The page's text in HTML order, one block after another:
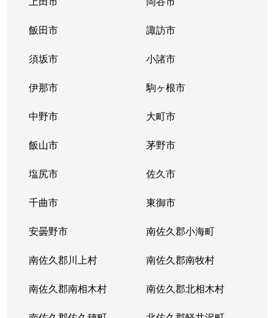
飯田市 諏訪市
須坂市 小諸市
伊那市 駒ヶ根市
中野市 大町市
飯山市 茅野市
塩尻市 佐久市
千曲市 東御市
安曇野市 南佐久郡小海町
南佐久郡川上村 南佐久郡南牧村
南佐久郡南相木村 南佐久郡北相木村